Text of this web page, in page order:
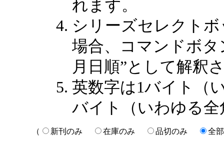
れます。
シリーズセレクト
場合、コマンドボタ
月日順”として解釈
英数字は1バイト（
バイト（いわゆる
（ 新刊のみ 在庫のみ 品切のみ 全